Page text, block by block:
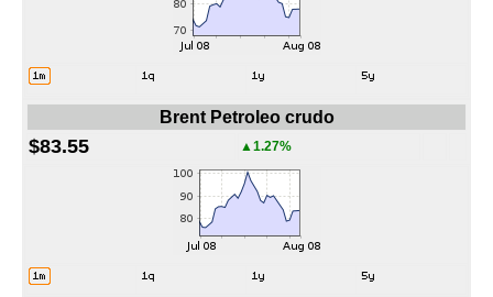
Brent Petroleo crudo
$83.55 ▲1.27%